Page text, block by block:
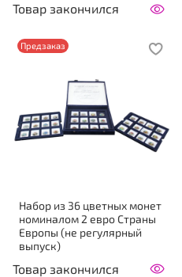
Товар закончился
Предзаказ
Набор из 36 цветных монет
номиналом 2 евро Страны
Европы (не регулярный
выпуск)
Товар закончился